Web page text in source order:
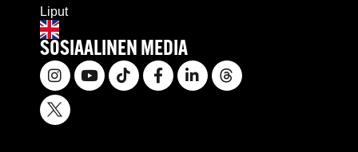
Liput
SOSIAALINEN MEDIA